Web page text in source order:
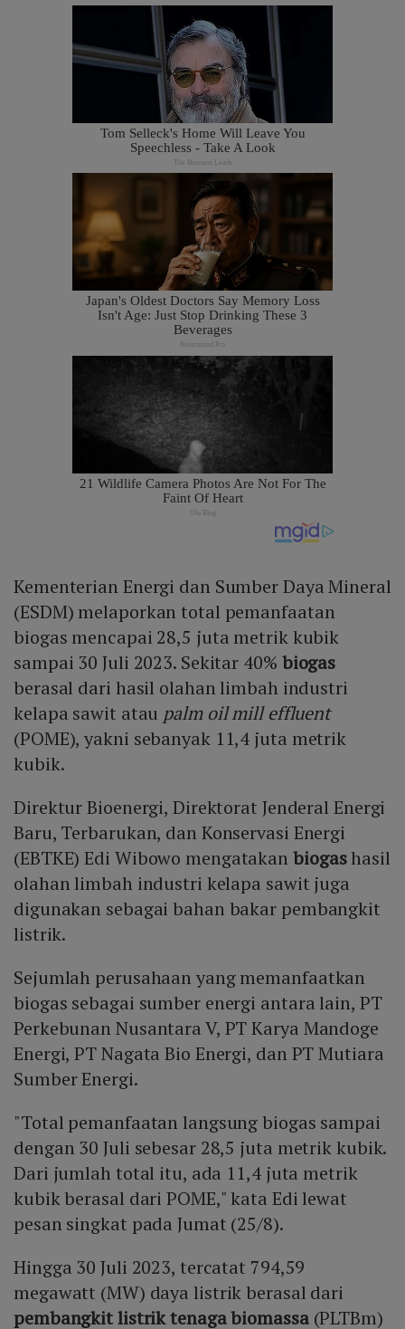
Kementerian Energi dan Sumber Daya Mineral
(ESDM) melaporkan total pemanfaatan
biogas mencapai 28,5 juta metrik kubik
sampai 30 Juli 2023. Sekitar 40% biogas
berasal dari hasil olahan limbah industri
kelapa sawit atau palm oil mill effluent
(POME), yakni sebanyak 11,4 juta metrik
kubik.
Direktur Bioenergi, Direktorat Jenderal Energi
Baru, Terbarukan, dan Konservasi Energi
(EBTKE) Edi Wibowo mengatakan biogashasil
olahan limbah industri kelapa sawit juga
digunakan sebagai bahan bakar pembangkit
listrik.
Sejumlah perusahaan yang memanfaatkan
biogas sebagai sumber energi antara lain, PT
Perkebunan Nusantara V, PT Karya Mandoge
Energi, PT Nagata Bio Energi, dan PT Mutiara
Sumber Energi.
"Total pemanfaatan langsung biogas sampai
dengan 30 Juli sebesar 28,5 juta metrik kubik.
Dari jumlah total itu, ada 11,4 juta metrik
kubik berasal dari POME," kata Edi lewat
pesan singkat pada Jumat (25/8).
Hingga 30 Juli 2023, tercatat 794,59
megawatt (MW) daya listrik berasal dari
pembangkit listrik tenaga biomassa (PLTBm)